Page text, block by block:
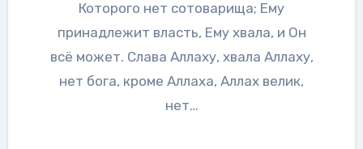
Которого нет сотоварища; Ему
принадлежит власть, Ему хвала, и Он
всё может. Слава Аллаху, хвала Аллаху,
нет бога, кроме Аллаха, Аллах велик,
нет…